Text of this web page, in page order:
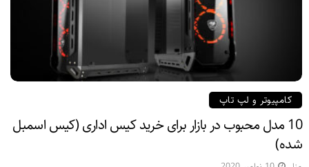
کامپیوتر و لپ تاپ
10 مدل محبوب در بازار برای خرید کیس اداری (کیس اسمبل
شده)